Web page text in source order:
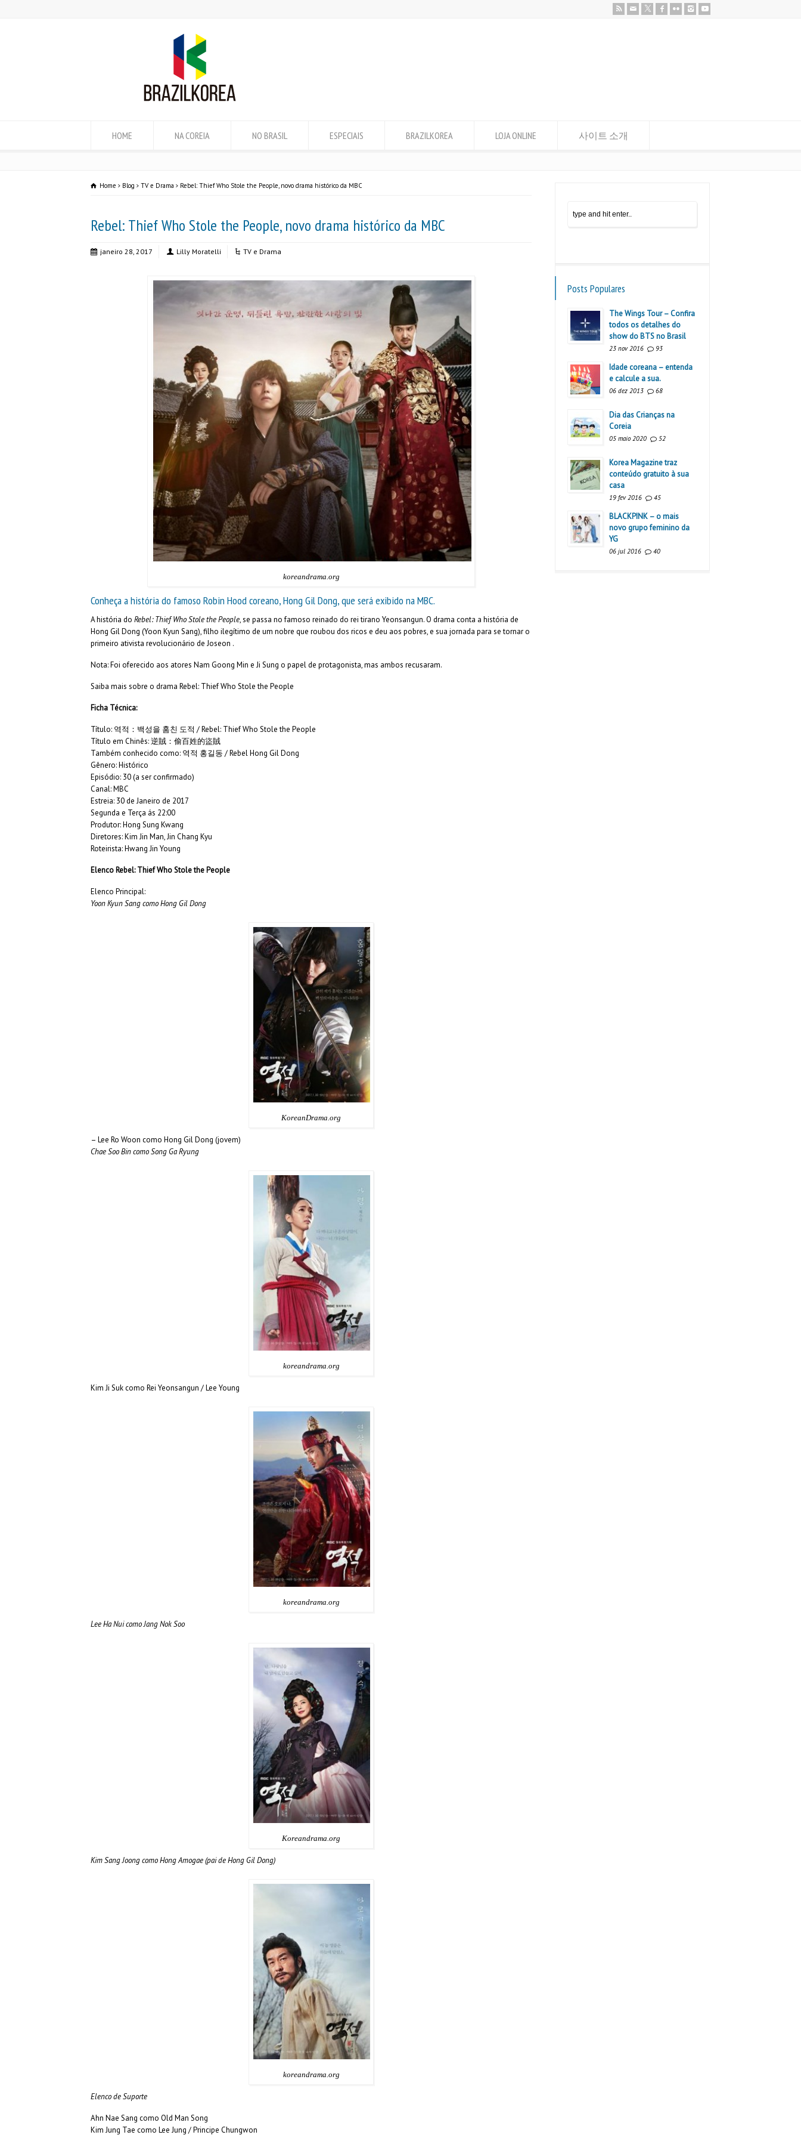
HOME NA COREIA NO BRASIL ESPECIAIS BRAZILKOREA LOJA ONLINE 사이트 소개
Home Blog TV e Drama Rebel: Thief Who Stole the People, novo drama histórico da MBC
Rebel: Thief Who Stole the People, novo drama histórico da MBC
janeiro 28, 2017 Lilly Moratelli TV e Drama
koreandrama.org
Conheça a história do famoso Robin Hood coreano, Hong Gil Dong, que será exibido na MBC.
A história do Rebel: Thief Who Stole the People, se passa no famoso reinado do rei tirano Yeonsangun. O drama conta a história de
Hong Gil Dong (Yoon Kyun Sang), filho ilegítimo de um nobre que roubou dos ricos e deu aos pobres, e sua jornada para se tornar o
primeiro ativista revolucionário de Joseon .
Nota: Foi oferecido aos atores Nam Goong Min e Ji Sung o papel de protagonista, mas ambos recusaram.
Saiba mais sobre o drama Rebel: Thief Who Stole the People
Ficha Técnica:
Título: 역적：백성을 훔친 도적 / Rebel: Thief Who Stole the People
Título em Chinês: 逆賊：偷百姓的盜賊
Também conhecido como: 역적 홍길동 / Rebel Hong Gil Dong
Gênero: Histórico
Episódio: 30 (a ser confirmado)
Canal: MBC
Estreia: 30 de Janeiro de 2017
Segunda e Terça ás 22:00
Produtor: Hong Sung Kwang
Diretores: Kim Jin Man, Jin Chang Kyu
Roteirista: Hwang Jin Young
Elenco Rebel: Thief Who Stole the People
Elenco Principal:
Yoon Kyun Sang como Hong Gil Dong
KoreanDrama.org
– Lee Ro Woon como Hong Gil Dong (jovem)
Chae Soo Bin como Song Ga Ryung
koreandrama.org
Kim Ji Suk como Rei Yeonsangun / Lee Young
koreandrama.org
Lee Ha Nui como Jang Nok Soo
Koreandrama.org
Kim Sang Joong como Hong Amogae (pai de Hong Gil Dong)
koreandrama.org
Elenco de Suporte
Ahn Nae Sang como Old Man Song
Kim Jung Tae como Lee Jung / Principe Chungwon
Posts Populares
The Wings Tour – Confira
todos os detalhes do
show do BTS no Brasil
23 nov 2016 93
Idade coreana – entenda
e calcule a sua.
06 dez 2013 68
Dia das Crianças na
Coreia
05 maio 2020 52
Korea Magazine traz
conteúdo gratuito à sua
casa
19 fev 2016 45
BLACKPINK – o mais
novo grupo feminino da
YG
06 jul 2016 40